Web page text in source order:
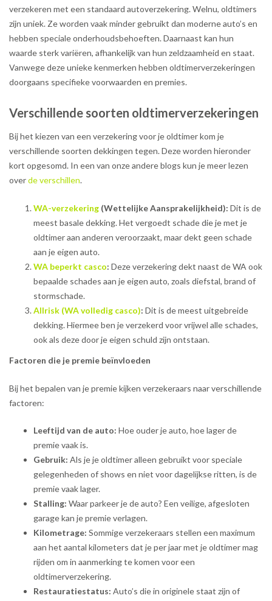
verzekeren met een standaard autoverzekering. Welnu, oldtimers
zijn uniek. Ze worden vaak minder gebruikt dan moderne auto’s en
hebben speciale onderhoudsbehoeften. Daarnaast kan hun
waarde sterk variëren, afhankelijk van hun zeldzaamheid en staat.
Vanwege deze unieke kenmerken hebben oldtimerverzekeringen
doorgaans specifieke voorwaarden en premies.
Verschillende soorten oldtimerverzekeringen
Bij het kiezen van een verzekering voor je oldtimer kom je
verschillende soorten dekkingen tegen. Deze worden hieronder
kort opgesomd. In een van onze andere blogs kun je meer lezen
overde verschillen.
WA-verzekering (Wettelijke Aansprakelijkheid): Dit is de
meest basale dekking. Het vergoedt schade die je met je
oldtimer aan anderen veroorzaakt, maar dekt geen schade
aan je eigen auto.
WA beperkt casco: Deze verzekering dekt naast de WA ook
bepaalde schades aan je eigen auto, zoals diefstal, brand of
stormschade.
Allrisk (WA volledig casco): Dit is de meest uitgebreide
dekking. Hiermee ben je verzekerd voor vrijwel alle schades,
ook als deze door je eigen schuld zijn ontstaan.
Factoren die je premie beïnvloeden
Bij het bepalen van je premie kijken verzekeraars naar verschillende
factoren:
Leeftijd van de auto: Hoe ouder je auto, hoe lager de
premie vaak is.
Gebruik: Als je je oldtimer alleen gebruikt voor speciale
gelegenheden of shows en niet voor dagelijkse ritten, is de
premie vaak lager.
Stalling: Waar parkeer je de auto? Een veilige, afgesloten
garage kan je premie verlagen.
Kilometrage: Sommige verzekeraars stellen een maximum
aan het aantal kilometers dat je per jaar met je oldtimer mag
rijden om in aanmerking te komen voor een
oldtimerverzekering.
Restauratiestatus: Auto’s die in originele staat zijn of